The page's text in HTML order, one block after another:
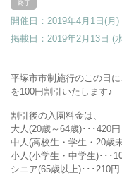
開催日：2019年4月1日(月)
掲載日： 2019年2月13日 (
平塚市市制施行のこの日
を100円割引いたします♪
割引後の入園料金は、
大人(20歳～64歳)･･･420円
中人(高校生・学生・20歳
小人(小学生・中学生)･･･
シニア(65歳以上)･･･210円